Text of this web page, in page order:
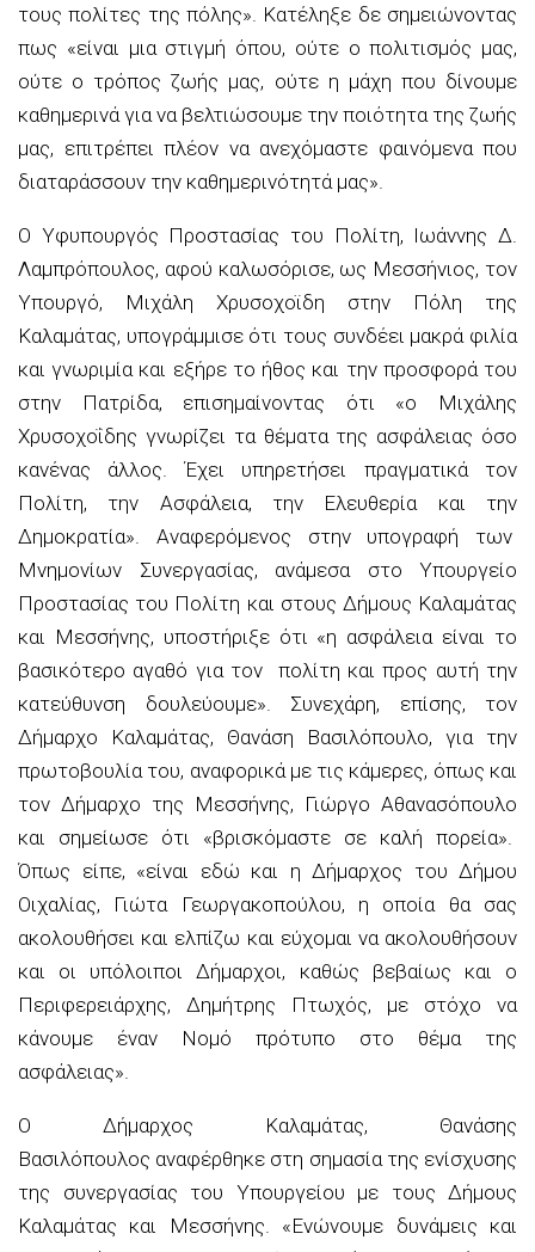
τους πολίτες της πόλης». Κατέληξε δε σημειώνοντας
πως «είναι μια στιγμή όπου, ούτε ο πολιτισμός μας,
ούτε ο τρόπος ζωής μας, ούτε η μάχη που δίνουμε
καθημερινά για να βελτιώσουμε την ποιότητα της ζωής
μας, επιτρέπει πλέον να ανεχόμαστε φαινόμενα που
διαταράσσουν την καθημερινότητά μας».
Ο Υφυπουργός Προστασίας του Πολίτη, Ιωάννης Δ.
Λαμπρόπουλος, αφού καλωσόρισε, ως Μεσσήνιος, τον
Υπουργό, Μιχάλη Χρυσοχοϊδη στην Πόλη της
Καλαμάτας, υπογράμμισε ότι τους συνδέει μακρά φιλία
και γνωριμία και εξήρε το ήθος και την προσφορά του
στην Πατρίδα, επισημαίνοντας ότι «ο Μιχάλης
Χρυσοχοΐδης γνωρίζει τα θέματα της ασφάλειας όσο
κανένας άλλος. Έχει υπηρετήσει πραγματικά τον
Πολίτη, την Ασφάλεια, την Ελευθερία και την
Δημοκρατία». Αναφερόμενος στην υπογραφή των
Μνημονίων Συνεργασίας, ανάμεσα στο Υπουργείο
Προστασίας του Πολίτη και στους Δήμους Καλαμάτας
και Μεσσήνης, υποστήριξε ότι «η ασφάλεια είναι το
βασικότερο αγαθό για τον πολίτη και προς αυτή την
κατεύθυνση δουλεύουμε».
Συνεχάρη, επίσης, τον
Δήμαρχο Καλαμάτας, Θανάση Βασιλόπουλο, για την
πρωτοβουλία του, αναφορικά με τις κάμερες, όπως και
τον Δήμαρχο της Μεσσήνης, Γιώργο Αθανασόπουλο
και σημείωσε ότι «βρισκόμαστε σε καλή πορεία».
Όπως είπε, «είναι εδώ και η Δήμαρχος του Δήμου
Οιχαλίας, Γιώτα
Γεωργακοπούλου, η οποία θα σας
ακολουθήσει και ελπίζω και εύχομαι να ακολουθήσουν
και οι υπόλοιποι Δήμαρχοι, καθώς βεβαίως και ο
Περιφερειάρχης, Δημήτρης Πτωχός, με στόχο να
κάνουμε έναν Νομό πρότυπο στο θέμα της
ασφάλειας».
Ο Δήμαρχος Καλαμάτας, Θανάσης
Βασιλόπουλος αναφέρθηκε στη σημασία της ενίσχυσης
της συνεργασίας του Υπουργείου με τους Δήμους
Καλαμάτας και Μεσσήνης. «Ενώνουμε δυνάμεις και